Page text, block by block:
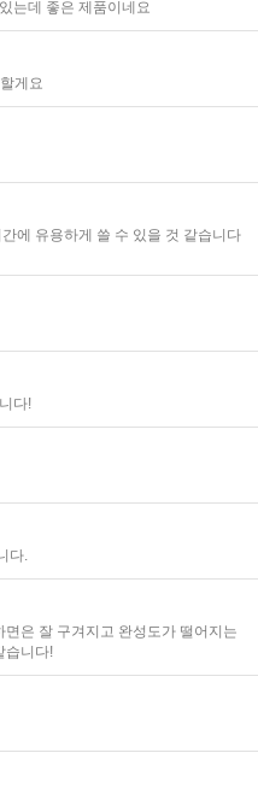
는데 좋은 제품이네요
게요
에 유용하게 쓸 수 있을 것 같습니다
다!
다.
은 잘 구겨지고 완성도가 떨어지는
습니다!